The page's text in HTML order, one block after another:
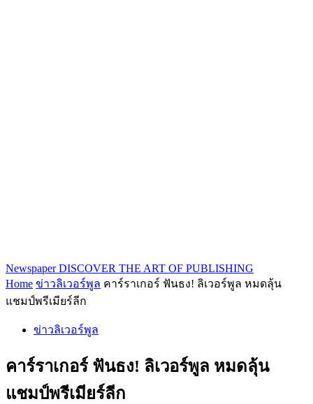
Newspaper DISCOVER THE ART OF PUBLISHING
Home ข่าวลิเวอร์พูล คาร์ราเกอร์ ฟันธง! ลิเวอร์พูล หมดลุ้น
แชมป์พรีเมียร์ลีก
ข่าวลิเวอร์พูล
คาร์ราเกอร์ ฟันธง! ลิเวอร์พูล หมดลุ้น
แชมป์พรีเมียร์ลีก